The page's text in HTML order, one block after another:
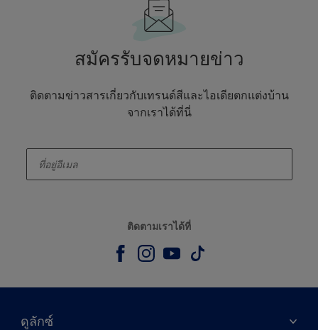
สมัครรับจดหมายข่าว
ติดตามข่าวสารเกี่ยวกับเทรนด์สีและไอเดียตกแต่งบ้าน
จากเราได้ที่นี่
ติดตามเราได้ที่
ดูลักซ์